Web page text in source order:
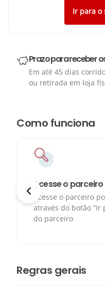
Ir para o
Prazo para receber
Em até 45 dias
ou retirada em loja
Como funciona
Acesse o
Acesse o parceiro
através do botão ”Ir
do parceiro
Regras gerais